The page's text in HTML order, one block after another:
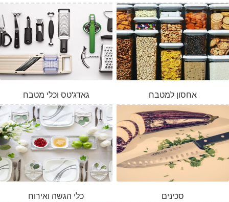
גאדג'טס וכלי מטבח אחסון למטבח
כלי הגשה ואירוח סכינים